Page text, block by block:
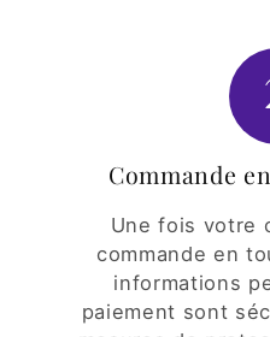
Commande
Une fois votre
commande en
informations
paiement sont